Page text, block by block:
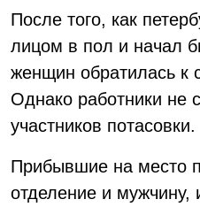
После того, как
лицом в пол и начал
женщин обратилась к
Однако работники не
участников потасовки.
Прибывшие на место
отделение и